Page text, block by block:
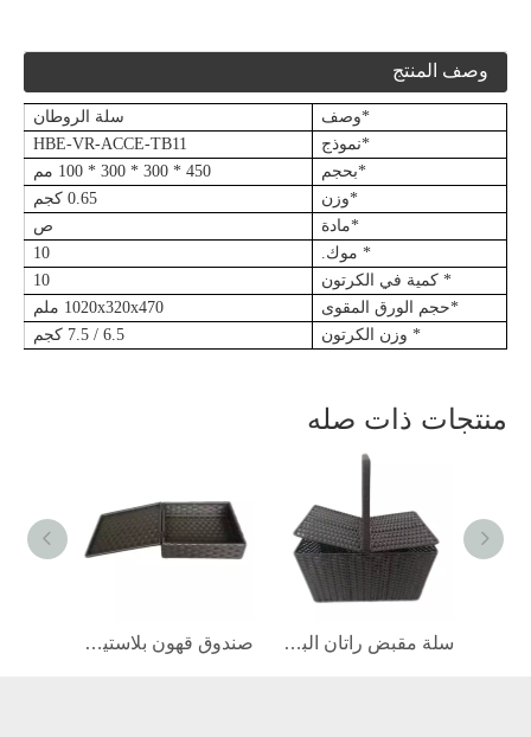
وصف المنتج
*وصف
سلة الروطان
*نموذج
HBE-VR-ACCE-TB11
*بحجم
450 * 300 * 300 * 100 مم
*وزن
0.65 كجم
*مادة
ص
* موك.
10
* كمية في الكرتون
10
*حجم الورق المقوى
1020x320x470 ملم
* وزن الكرتون
6.5 / 7.5 كجم
منتجات ذات صله
صندوق قهون بلاستيكي مع غطاء سلة مقبض راتان البلاستيك